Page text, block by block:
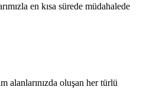
en kısa sürede müdahalede
alanlarınızda oluşan her türlü